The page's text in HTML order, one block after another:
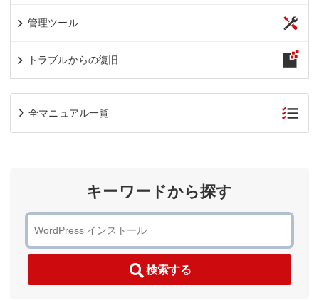
管理ツール
トラブルからの復旧
全マニュアル一覧
キーワードから探す
検索する